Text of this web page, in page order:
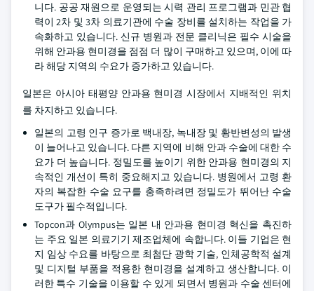
니다. 공공 재원으로 운영되는 시력 관리 프로그램과 민관 협
력이 2차 및 3차 의료기관에 수술 장비를 설치하는 작업을 가
속화하고 있습니다. 신규 병원과 전문 클리닉은 필수 시술을
위해 안과용 현미경을 점점 더 많이 구매하고 있으며, 이에 따
라 해당 지역의 수요가 증가하고 있습니다.
일본은 아시아 태평양 안과용 현미경 시장에서 지배적인 위치
를 차지하고 있습니다.
일본의 고령 인구 증가로 백내장, 녹내장 및 황반변성의 발생
이 늘어나고 있습니다. 다른 지역에 비해 안과 수술에 대한 수
요가 더 높습니다. 정밀도를 높이기 위한 안과용 현미경의 지
속적인 개선이 특히 중요해지고 있습니다. 병원에서 고령 환
자의 복잡한 수술 요구를 충족하려면 정밀도가 뛰어난 수술
도구가 필수적입니다.
Topcon과 Olympus는 일본 내 안과용 현미경 혁신을 촉진하
는 주요 일본 의료기기 제조업체에 속합니다. 이들 기업은 현
지 임상 수요를 바탕으로 최첨단 광학 기술, 인체공학적 설계
및 디지털 부품을 적용한 현미경을 설계하고 생산합니다. 이
러한 특수 기술을 이용할 수 있게 되면서 병원과 수술 센터에